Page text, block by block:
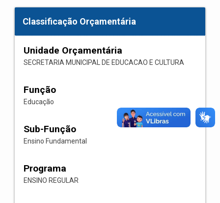
Classificação Orçamentária
Unidade Orçamentária
SECRETARIA MUNICIPAL DE EDUCACAO E CULTURA
Função
Educação
Sub-Função
Ensino Fundamental
Programa
ENSINO REGULAR